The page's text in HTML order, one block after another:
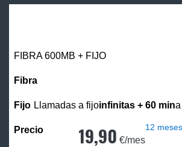
FIBRA 600MB + FIJO
Llamadas a fijoinfinitas + 60 min
19,90 €/mes
12